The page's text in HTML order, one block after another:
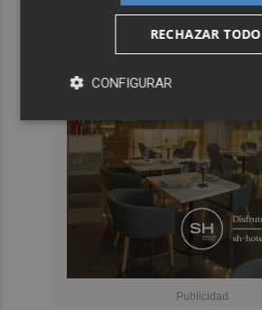
RECHAZAR TODO
CONFIGURAR